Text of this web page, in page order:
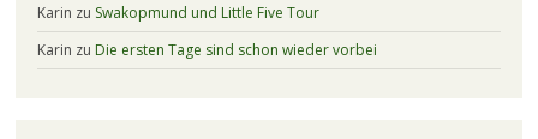
Karin zu Swakopmund und Little Five Tour
Karin zu Die ersten Tage sind schon wieder vorbei